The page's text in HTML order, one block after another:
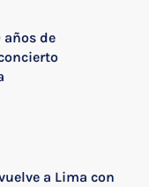
años de
a Lima con